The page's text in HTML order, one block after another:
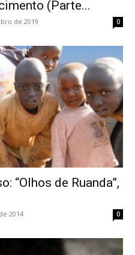
(Parte...
de 2019 0
“Olhos de Ruanda”,
2014 0